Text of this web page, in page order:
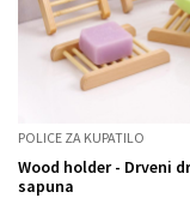
POLICE ZA KUPATILO
Wood holder - Drveni
sapuna